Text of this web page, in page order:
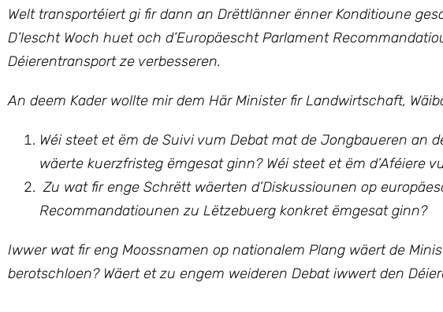
Welt transportéiert gi fir dann an Drëttlänner ënner Konditioune
D’lescht Woch huet och d’Europäescht Parlament
Déierentransport ze verbesseren.
An deem Kader wollte mirdem Här Minister fir Landwirtschaft,
Wéi steet et ëm de Suivi vum Debat mat de Jongbaueren an
wäerte kuerzfristeg ëmgesat ginn? Wéi steet et ëm d’Aféiere
Zu wat fir enge Schrëtt wäerten d’Diskussiounen op
Recommandatiounen zu Lëtzebuerg konkret ëmgesat ginn?
Iwwer wat fir eng Moossnamen op nationalem Plang wäert de
berotschloen? Wäert et zu engem weideren Debat iwwert den